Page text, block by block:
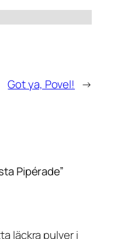
Got ya, Povel! →
Pipérade”
läckra pulver i